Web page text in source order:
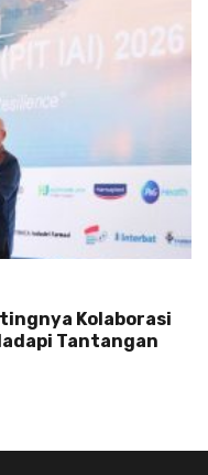
Kolaborasi
Tantangan